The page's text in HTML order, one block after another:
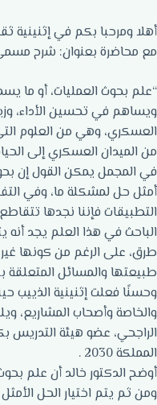
مع محاضرة بعنوان: شرح
“علم بحوث العمليات، أو ما
ويساهم في تحسين الأداء،
العسكري، وهي من العلوم التي
من الميدان العسكري إلى
أمثل حل لمشكلة ما، وفي
التطبيقات فإننا نجدها
الباحث في هذا العلم يجد
طرق، على الرغم من كونها
طبيعتها والمسائل المتعلقة
وحسنًا فعلت إثنينية الذييب
والخاصة وأصحاب المشاريع،
الراجحي، عضو هيئة التدريس
المملكة 2030 .
أوضح الدكتور خالد أن علم
ومن ثم يتم اختيار الحل